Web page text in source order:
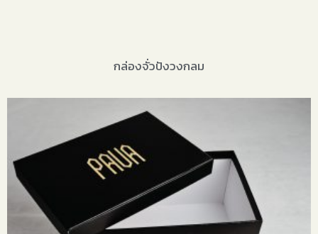
กล่องจั่วปังวงกลม